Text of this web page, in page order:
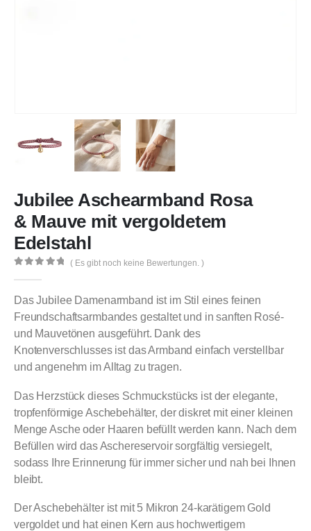
Jubilee Aschearmband Rosa
& Mauve mit vergoldetem
Edelstahl
( Es gibt noch keine Bewertungen. )
Das Jubilee Damenarmband ist im Stil eines feinen
Freundschaftsarmbandes gestaltet und in sanften Rosé-
und Mauvetönen ausgeführt. Dank des
Knotenverschlusses ist das Armband einfach verstellbar
und angenehm im Alltag zu tragen.
Das Herzstück dieses Schmuckstücks ist der elegante,
tropfenförmige Aschebehälter, der diskret mit einer kleinen
Menge Asche oder Haaren befüllt werden kann. Nach dem
Befüllen wird das Aschereservoir sorgfältig versiegelt,
sodass Ihre Erinnerung für immer sicher und nah bei Ihnen
bleibt.
Der Aschebehälter ist mit 5 Mikron 24-karätigem Gold
vergoldet und hat einen Kern aus hochwertigem